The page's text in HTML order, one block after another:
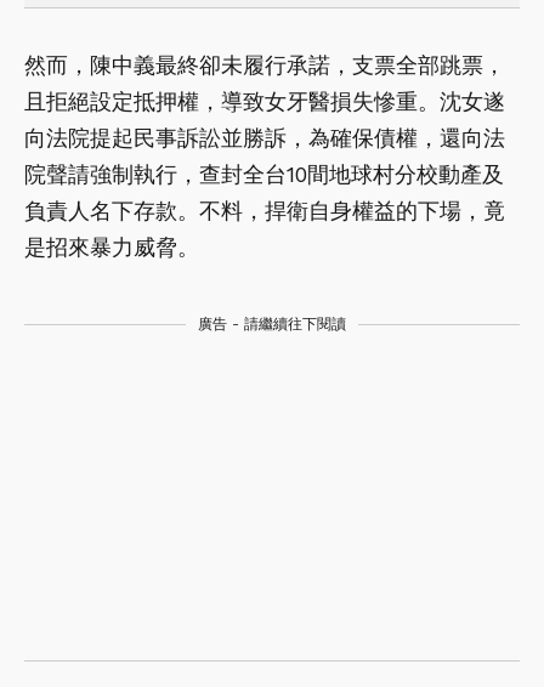
然而，陳中義最終卻未履行承諾，支票全部跳票，
且拒絕設定抵押權，導致女牙醫損失慘重。沈女遂
向法院提起民事訴訟並勝訴，為確保債權，還向法
院聲請強制執行，查封全台10間地球村分校動產及
負責人名下存款。不料，捍衛自身權益的下場，竟
是招來暴力威脅。
廣告 - 請繼續往下閱讀